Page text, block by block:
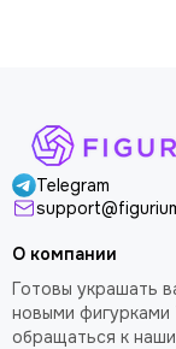
Telegram
О компании
Готовы украшать
новыми
обращаться к